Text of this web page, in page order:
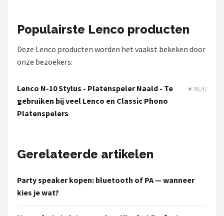
Populairste Lenco producten
Deze Lenco producten worden het vaakst bekeken door
onze bezoekers:
Lenco N-10 Stylus - Platenspeler Naald - Te
gebruiken bij veel Lenco en Classic Phono
Platenspelers
€ 20,97
Gerelateerde artikelen
Party speaker kopen: bluetooth of PA — wanneer
kies je wat?